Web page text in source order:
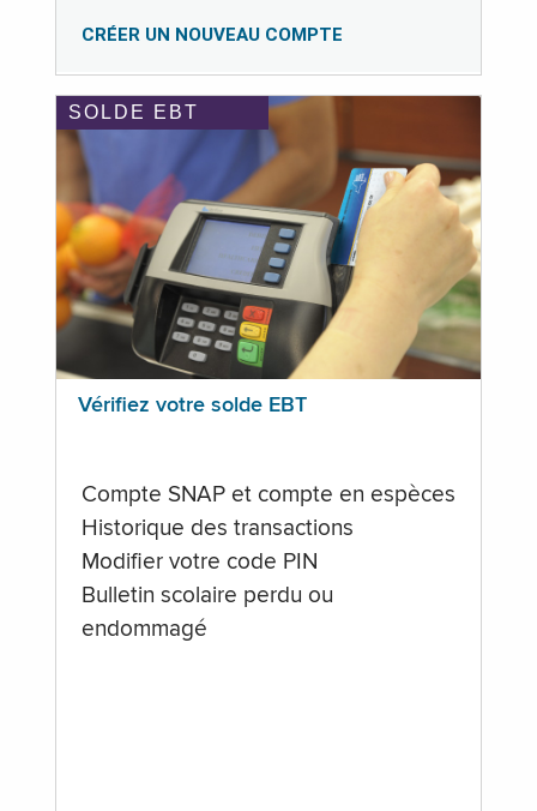
CRÉER UN NOUVEAU COMPTE
SOLDE EBT
Vérifiez votre solde EBT
Compte SNAP et compte en espèces
Historique des transactions
Modifier votre code PIN
Bulletin scolaire perdu ou
endommagé